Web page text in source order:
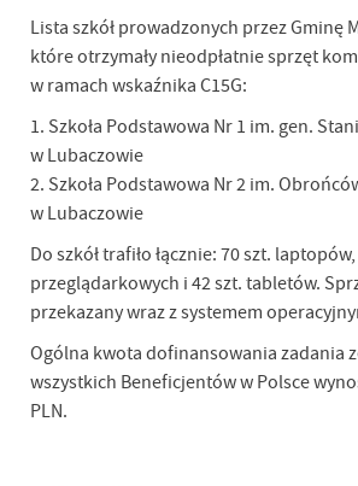
Lista szkół prowadzonych przez Gminę
które otrzymały nieodpłatnie sprzęt
w ramach wskaźnika C15G:
1. Szkoła Podstawowa Nr 1 im. gen.
w Lubaczowie
2. Szkoła Podstawowa Nr 2 im.
w Lubaczowie
Do szkół trafiło łącznie: 70 szt.
przeglądarkowych i 42 szt. tabletów.
przekazany wraz z systemem
Ogólna kwota dofinansowania zadania
wszystkich Beneficjentów w Polsce
PLN.